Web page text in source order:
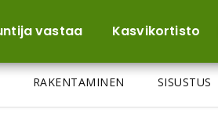
vastaa Kasvikortisto
RAKENTAMINEN SISUSTUS